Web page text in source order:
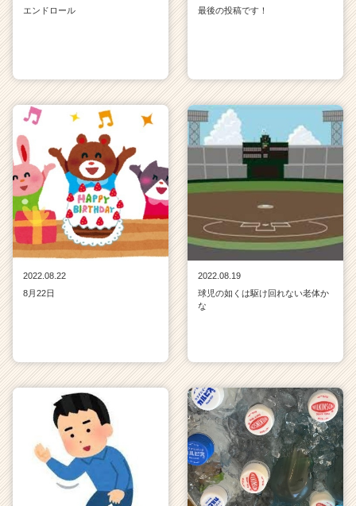
エンドロール
最後の投稿です！
2022.08.22
8月22日
2022.08.19
球児の如くは駆け回れない老体か
な